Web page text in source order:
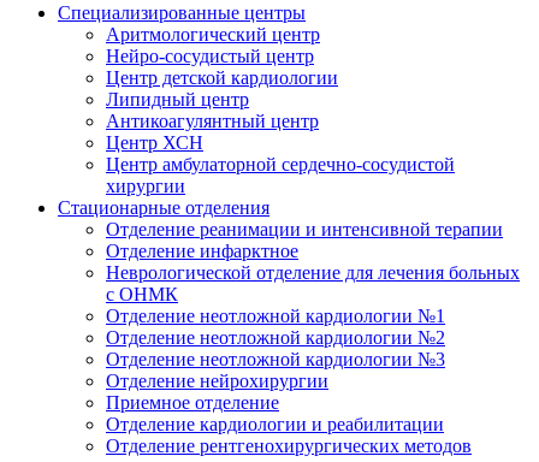
Специализированные центры
Аритмологический центр
Нейро-сосудистый центр
Центр детской кардиологии
Липидный центр
Антикоагулянтный центр
Центр ХСН
Центр амбулаторной сердечно-сосудистой
хирургии
Стационарные отделения
Отделение реанимации и интенсивной терапии
Отделение инфарктное
Неврологической отделение для лечения больных
с ОНМК
Отделение неотложной кардиологии №1
Отделение неотложной кардиологии №2
Отделение неотложной кардиологии №3
Отделение нейрохирургии
Приемное отделение
Отделение кардиологии и реабилитации
Отделение рентгенохирургических методов